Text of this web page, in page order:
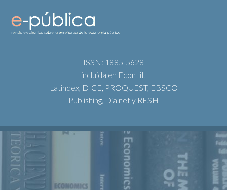
ISSN: 1885-5628
incluida en EconLit,
Latindex, DICE, PROQUEST, EBSCO
Publishing, Dialnet y RESH